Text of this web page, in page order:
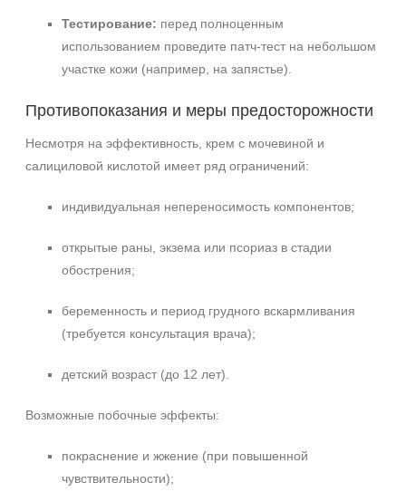
Тестирование: перед полноценным
использованием проведите патч‑тест на небольшом
участке кожи (например, на запястье).
Противопоказания и меры предосторожности
Несмотря на эффективность, крем с мочевиной и
салициловой кислотой имеет ряд ограничений:
индивидуальная непереносимость компонентов;
открытые раны, экзема или псориаз в стадии
обострения;
беременность и период грудного вскармливания
(требуется консультация врача);
детский возраст (до 12 лет).
Возможные побочные эффекты:
покраснение и жжение (при повышенной
чувствительности);